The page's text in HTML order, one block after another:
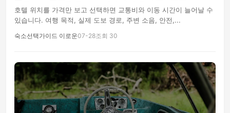
호텔 위치를 가격만 보고 선택하면 교통비와 이동 시간이 늘어날 수
있습니다. 여행 목적, 실제 도보 경로, 주변 소음, 안전,...
숙소선택가이드 이로운07-28조회 30